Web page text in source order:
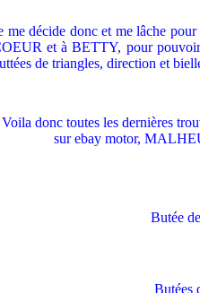
me décide donc et me lâche
et à BETTY, pour
de triangles, direction et
Voila donc toutes les dernières
sur ebay motor,
Butée
Butées